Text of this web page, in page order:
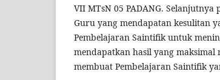
VII MTsN 05 PADANG.
Guru yang mendapatan kesulitan
Pembelajaran Saintifik untuk
mendapatkan hasil yang
membuat Pembelajaran Saintifik